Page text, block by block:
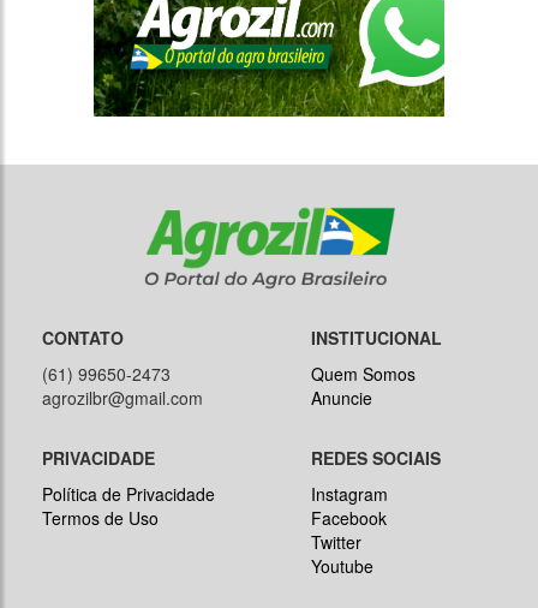
CONTATO
(61) 99650-2473
agrozilbr@gmail.com
INSTITUCIONAL
Quem Somos
Anuncie
PRIVACIDADE
Política de Privacidade
Termos de Uso
REDES SOCIAIS
Instagram
Facebook
Twitter
Youtube